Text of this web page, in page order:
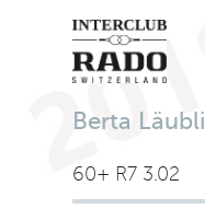
Berta Läubli
60+ R7 3.02